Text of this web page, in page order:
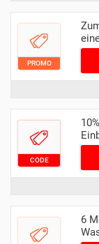
PROMO
CODE
6